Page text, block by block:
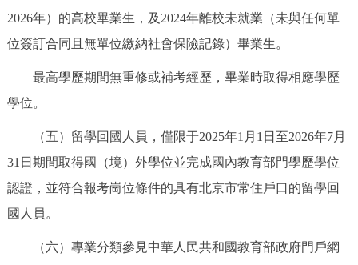
綠色北京 圖説北京 視頻北京
多語種
DEUTSCH FRANÇAIS РУССКИЙ ЯЗЫК
ESPAÑOL
2026年）的高校畢業生，及2024年離校未就業（未與任何單
位簽訂合同且無單位繳納社會保險記錄）畢業生。
最高學歷期間無重修或補考經歷，畢業時取得相應學歷
學位。
（五）留學回國人員，僅限于2025年1月1日至2026年7月
31日期間取得國（境）外學位並完成國內教育部門學歷學位
認證，並符合報考崗位條件的具有北京市常住戶口的留學回
國人員。
（六）專業分類參見中華人民共和國教育部政府門戶網